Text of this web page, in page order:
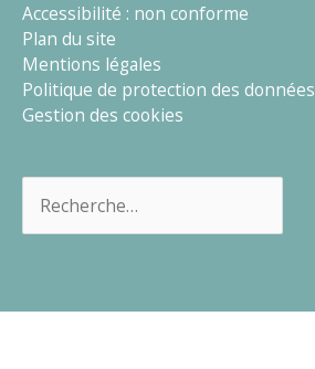
Accessibilité : non conforme
Plan du site
Mentions légales
Politique de protection des données
Gestion des cookies